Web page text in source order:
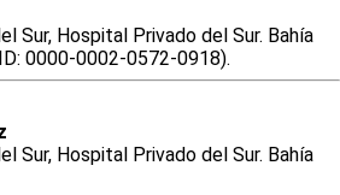
Sur, Hospital Privado del Sur. Bahía
0000-0002-0572-0918).
Sur, Hospital Privado del Sur. Bahía